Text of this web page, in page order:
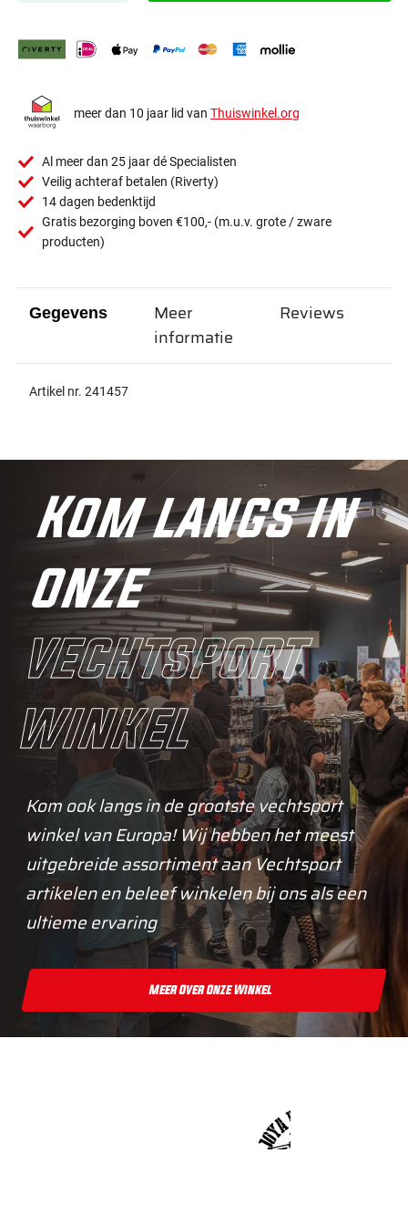
meer dan 10 jaar lid van Thuiswinkel.org
Al meer dan 25 jaar dé Specialisten
Veilig achteraf betalen (Riverty)
14 dagen bedenktijd
Gratis bezorging boven €100,- (m.u.v. grote / zware
producten)
Gegevens
Artikel nr. 241457
Meer
informatie
Reviews
Kom langs in
onze
vechtsport
winkel
Kom ook langs in de grootste vechtsport
winkel van Europa! Wij hebben het meest
uitgebreide assortiment aan Vechtsport
artikelen en beleef winkelen bij ons als een
ultieme ervaring
Meer Over Onze Winkel